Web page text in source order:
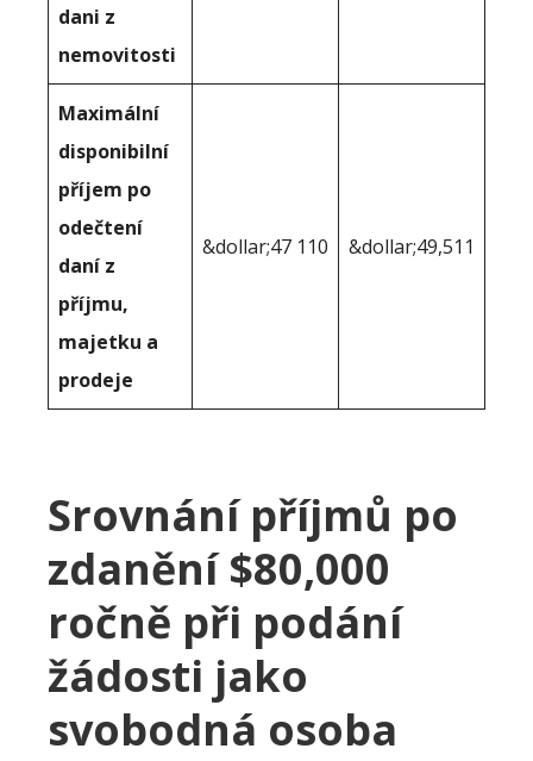
dani z
nemovitosti
Maximální
disponibilní
příjem po
odečtení
daní z
příjmu,
majetku a
prodeje
&dollar;47 110 &dollar;49,511
Srovnání příjmů po
zdanění $80,000
ročně při podání
žádosti jako
svobodná osoba